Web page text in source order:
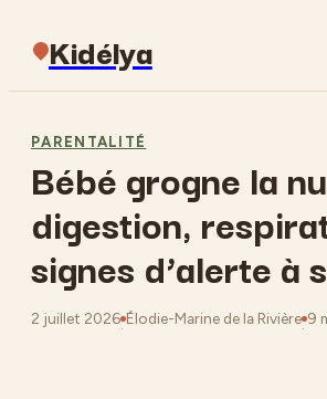
Kidélya
Maison
Jardinage
PARENTALITÉ
Bébé grogne la
digestion,
signes d’alerte à
2 juillet 2026
·
Élodie-Marine de la Rivière
·
9